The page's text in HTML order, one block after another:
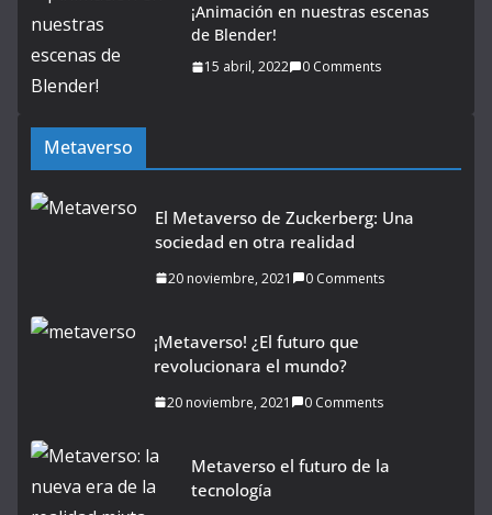
¡Animación en nuestras escenas
de Blender!
15 abril, 2022 0 Comments
Metaverso
El Metaverso de Zuckerberg: Una
sociedad en otra realidad
20 noviembre, 2021 0 Comments
¡Metaverso! ¿El futuro que
revolucionara el mundo?
20 noviembre, 2021 0 Comments
Metaverso el futuro de la
tecnología